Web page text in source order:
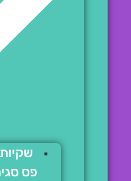
שקיות
פס